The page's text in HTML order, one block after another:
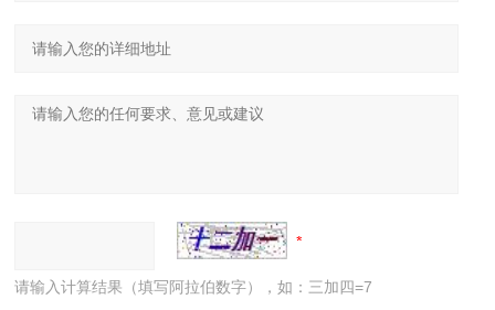
请输入计算结果（填写阿拉伯数字），如：三加四=7